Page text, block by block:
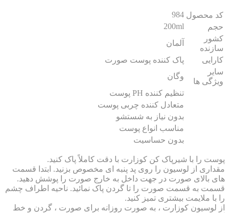
محصول 984
200ml
آلمان
پاک کننده پوست صورت
ها
وگان
تنظیم کننده PH پوست
متعادل کننده چربی پوست
بدون نیاز به شستشو
مناسب انواع پوست
بدون حساسیت
را با شیرپاک کن کوزارت با دقت کاملاً پاک کنید.
از لوسیون را روی پد پنبه ای مخصوص بزنید. ابتدا قسمت
بالای صورت در جهت داخل به خارج صورت را پوشش دهید.
به قسمت صورت را تا گردن پاک نمائید. ناحیه اطراف چشم
با ملایمت بیشتری تمیز کنید.
لوسیون کوزارت ، به صورت روزانه برای صورت ، گردن و خط